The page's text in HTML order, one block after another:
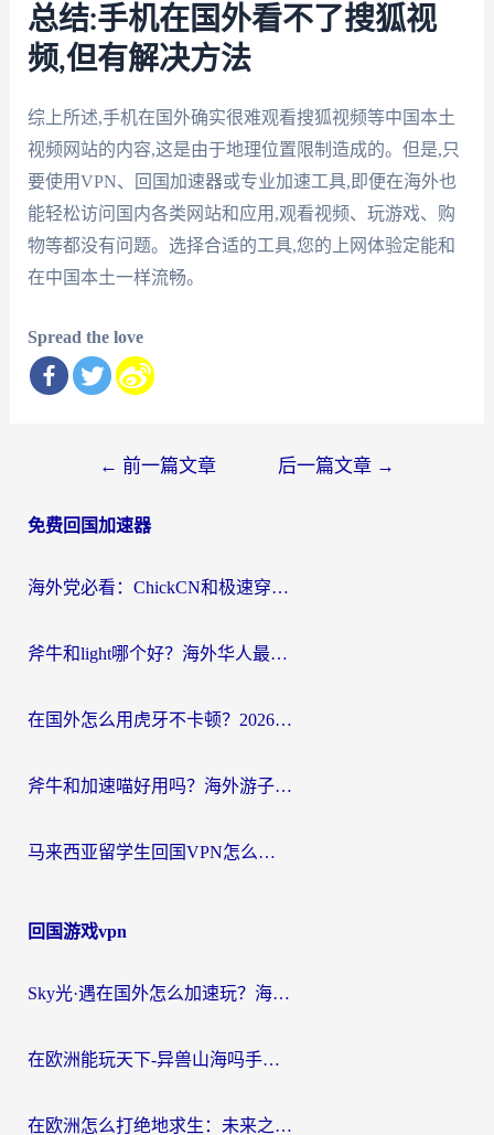
总结:手机在国外看不了搜狐视
频,但有解决方法
综上所述,手机在国外确实很难观看搜狐视频等中国本土
视频网站的内容,这是由于地理位置限制造成的。但是,只
要使用VPN、回国加速器或专业加速工具,即便在海外也
能轻松访问国内各类网站和应用,观看视频、玩游戏、购
物等都没有问题。选择合适的工具,您的上网体验定能和
在中国本土一样流畅。
Spread the love
导
← 前一篇文章 后一篇文章 →
免费回国加速器
海外党必看：ChickCN和极速穿梭VPN好用吗？3招教你选对回国加速器无缝刷国内资源
斧牛和light哪个好？海外华人最关心的回国加速器选择难题，一篇讲透
在国外怎么用虎牙不卡顿？2026海外华人亲测有效的回国加速器选择指南
斧牛和加速喵好用吗？海外游子的真实选择困境
马来西亚留学生回国VPN怎么选？3个避坑点+1款实测好用的加速器推荐
回国游戏vpn
Sky光·遇在国外怎么加速玩？海外党亲测有效的国服游戏加速指南
在欧洲能玩天下-异兽山海吗手游？海外玩家的加速器生存指南
在欧洲怎么打绝地求生：未来之役不卡？留学生亲测的加速器避坑指南